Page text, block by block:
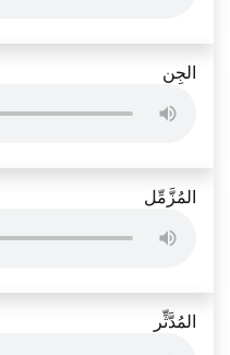
الجِن
المُزَّمِّل
المُدَّثِّر